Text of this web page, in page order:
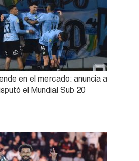
en el mercado: anuncia a
el Mundial Sub 20